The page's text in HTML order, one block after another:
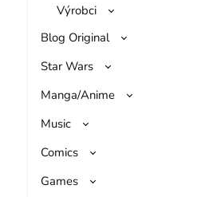
Výrobci
Blog Original
Star Wars
Manga/Anime
Music
Comics
Games